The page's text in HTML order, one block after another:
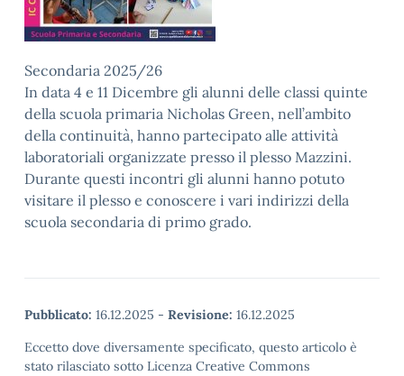
Secondaria 2025/26
In data 4 e 11 Dicembre gli alunni delle classi quinte
della scuola primaria Nicholas Green, nell’ambito
della continuità, hanno partecipato alle attività
laboratoriali organizzate presso il plesso Mazzini.
Durante questi incontri gli alunni hanno potuto
visitare il plesso e conoscere i vari indirizzi della
scuola secondaria di primo grado.
Pubblicato: 16.12.2025 - Revisione: 16.12.2025
Eccetto dove diversamente specificato, questo articolo è
stato rilasciato sotto Licenza Creative Commons